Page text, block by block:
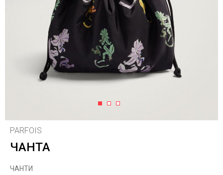
1 2 3
PARFOIS
ЧАНТА
ЧАНТИ